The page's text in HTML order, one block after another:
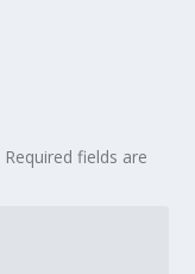
Required fields are